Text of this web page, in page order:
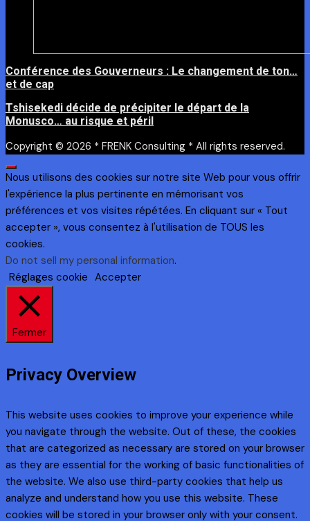
Conférence des Gouverneurs : Le changement de ton…
et de cap
Tshisekedi décide de précipiter le départ de la
Monusco… au risque et péril
Copyright © 2026 * FRENK Consulting * All rights reserved.
Nous utilisons des cookies sur notre site Web pour vous offrir
l'expérience la plus pertinente en mémorisant vos
préférences et vos visites répétées. En cliquant sur « Tout
accepter », vous consentez à l'utilisation de TOUS les
cookies.
Do not sell my personal information.
Réglages cookie Accepter
Fermer
Privacy Overview
This website uses cookies to improve your experience while
you navigate through the website. Out of these, the cookies
that are categorized as necessary are stored on your browser
as they are essential for the working of basic functionalities of
the website. We also use third-party cookies that help us
analyze and understand how you use this website. These
cookies will be stored in your browser only with your consent.